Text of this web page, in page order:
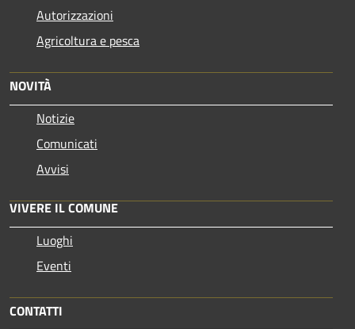
Autorizzazioni
Agricoltura e pesca
NOVITÀ
Notizie
Comunicati
Avvisi
VIVERE IL COMUNE
Luoghi
Eventi
CONTATTI